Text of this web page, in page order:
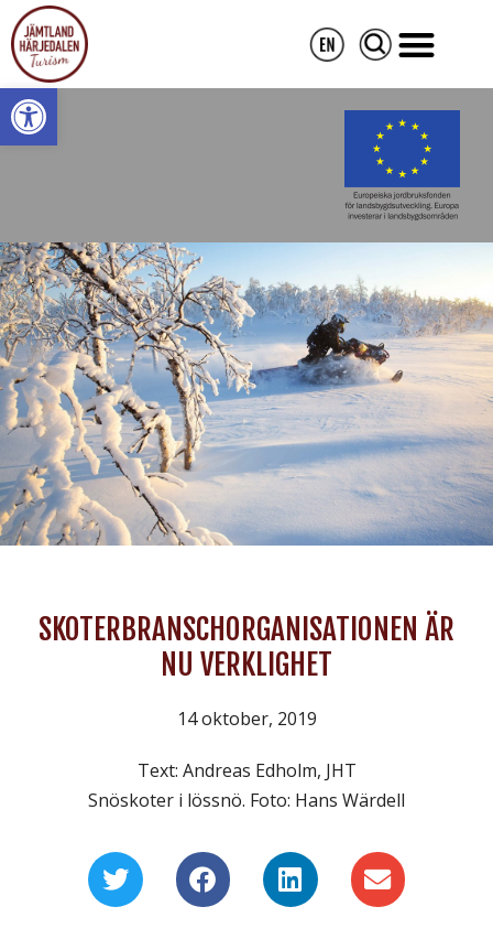
Open toolbar
SKOTERBRANSCHORGANISATIONEN ÄR
NU VERKLIGHET
14 oktober, 2019
Text: Andreas Edholm, JHT
Snöskoter i lössnö. Foto: Hans Wärdell